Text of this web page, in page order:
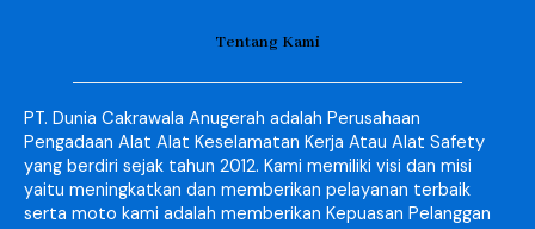
Tentang Kami
PT. Dunia Cakrawala Anugerah adalah Perusahaan
Pengadaan Alat Alat Keselamatan Kerja Atau Alat Safety
yang berdiri sejak tahun 2012. Kami memiliki visi dan misi
yaitu meningkatkan dan memberikan pelayanan terbaik
serta moto kami adalah memberikan Kepuasan Pelanggan